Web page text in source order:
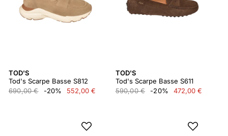
TOD'S
Tod's Scarpe Basse S812
690,00 €
-20% 552,00 €
TOD'S
Tod's Scarpe Basse S611
590,00 €
-20% 472,00 €